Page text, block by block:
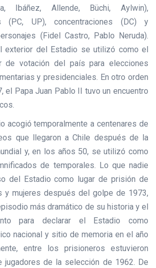
Ibáñez, Allende, Büchi, Aylwin),
(PC, UP), concentraciones (DC) y
(Fidel Castro, Pablo Neruda).
exterior del Estadio se utilizó como el
de votación del país para elecciones
y presidenciales. En otro orden
el Papa Juan Pablo II tuvo un encuentro
acogió temporalmente a centenares de
que llegaron a Chile después de la
y, en los años 50, se utilizó como
de temporales. Lo que nadie
del Estadio como lugar de prisión de
y mujeres después del golpe de 1973,
más dramático de su historia y el
para declarar el Estadio como
nacional y sitio de memoria en el año
entre los prisioneros estuvieron
jugadores de la selección de 1962. De